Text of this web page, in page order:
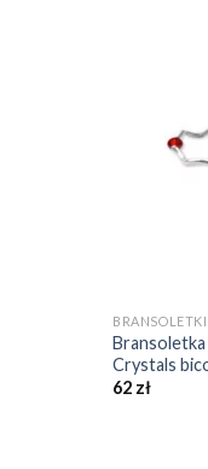
BRANSOLETKI
Crystals
62 zł